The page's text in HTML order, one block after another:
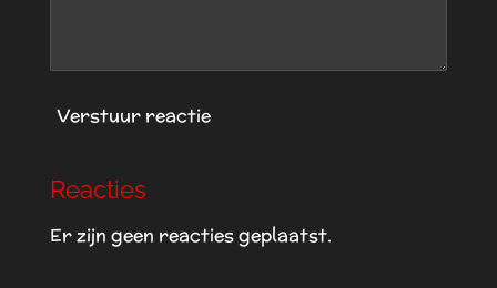
Verstuur reactie
Reacties
Er zijn geen reacties geplaatst.